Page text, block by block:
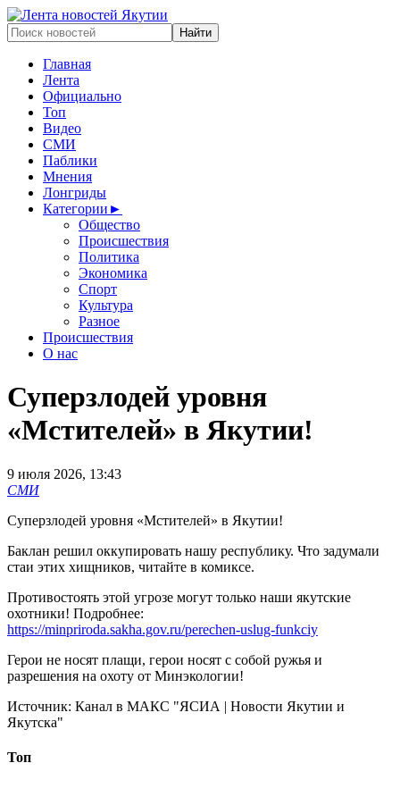
Главная
Лента
Официально
Топ
Видео
СМИ
Паблики
Мнения
Лонгриды
Категории ►
Общество
Происшествия
Политика
Экономика
Спорт
Культура
Разное
Происшествия
О нас
Суперзлодей уровня
«Мстителей» в Якутии!
9 июля 2026, 13:43
СМИ
Суперзлодей уровня «Мстителей» в Якутии!
Баклан решил оккупировать нашу республику. Что задумали
стаи этих хищников, читайте в комиксе.
Противостоять этой угрозе могут только наши якутские
охотники! Подробнее:
https://minpriroda.sakha.gov.ru/perechen-uslug-funkciy
Герои не носят плащи, герои носят с собой ружья и
разрешения на охоту от Минэкологии!
Источник: Канал в МАКС "ЯСИА | Новости Якутии и
Якутска"
Топ